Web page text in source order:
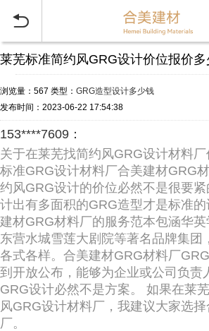

莱芜标准简约风GRG设计价位报价多
浏览量：567 类型： GRG造型设计多少钱
发布时间：2023-06-22 17:54:38
153****7609：
关于在莱芜找简约风GRG设计材料
标准GRG设计材料厂合美建材GRG
约风GRG设计的价位必然不是很要
计出有多面积的GRG造型才是标准
建材GRG材料厂的服务范本包涵华
东营水城雪莲大剧院等著名品牌集团
各式各样。合美建材GRG材料厂
到开放公布，能够为企业或公司负责
GRG设计必然不是方案。 如果在莱
风GRG设计材料厂，我建议大家选
厂。